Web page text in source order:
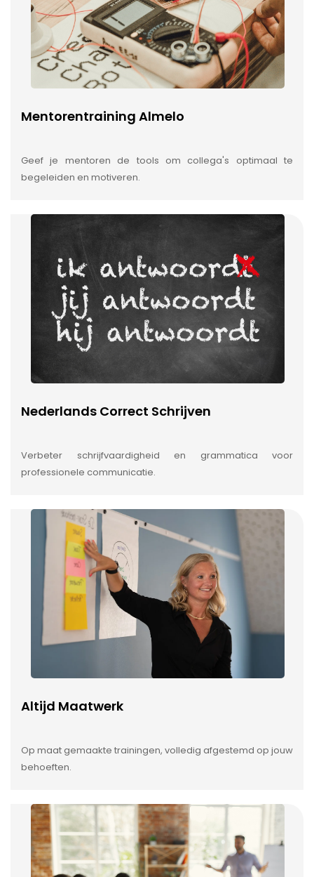
Mentorentraining Almelo
Geef je mentoren de tools om collega's optimaal te
begeleiden en motiveren.
Nederlands Correct Schrijven
Verbeter schrijfvaardigheid en grammatica voor
professionele communicatie.
Altijd Maatwerk
Op maat gemaakte trainingen, volledig afgestemd op jouw
behoeften.